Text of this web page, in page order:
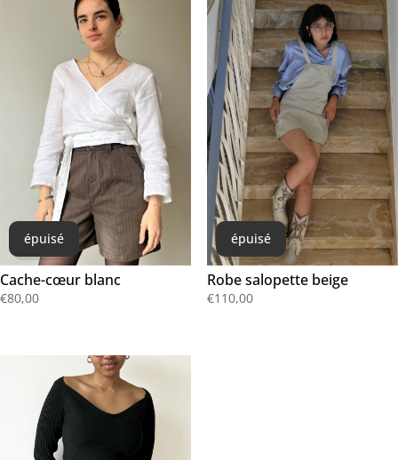
épuisé
Cache-cœur blanc
€80,00
épuisé
Robe salopette beige
€110,00